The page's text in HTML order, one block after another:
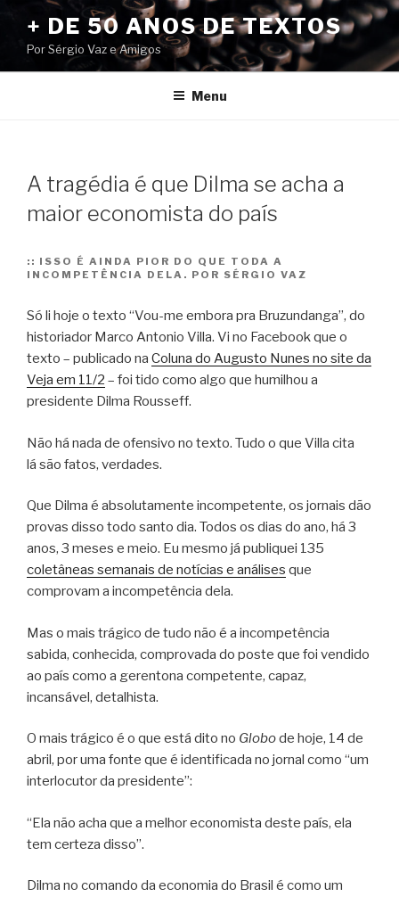
conteúdo
+ DE 50 ANOS DE TEXTOS
Por Sérgio Vaz e Amigos
Menu
A tragédia é que Dilma se acha a
maior economista do país
:: ISSO É AINDA PIOR DO QUE TODA A
INCOMPETÊNCIA DELA. POR SÉRGIO VAZ
Só li hoje o texto “Vou-me embora pra Bruzundanga”, do
historiador Marco Antonio Villa. Vi no Facebook que o
texto – publicado na Coluna do Augusto Nunes no site da
Veja em 11/2 – foi tido como algo que humilhou a
presidente Dilma Rousseff.
Não há nada de ofensivo no texto. Tudo o que Villa cita
lá são fatos, verdades.
Que Dilma é absolutamente incompetente, os jornais dão
provas disso todo santo dia. Todos os dias do ano, há 3
anos, 3 meses e meio. Eu mesmo já publiquei 135
coletâneas semanais de notícias e análises que
comprovam a incompetência dela.
Mas o mais trágico de tudo não é a incompetência
sabida, conhecida, comprovada do poste que foi vendido
ao país como a gerentona competente, capaz,
incansável, detalhista.
O mais trágico é o que está dito no Globode hoje, 14 de
abril, por uma fonte que é identificada no jornal como “um
interlocutor da presidente”:
“Ela não acha que a melhor economista deste país, ela
tem certeza disso”.
Dilma no comando da economia do Brasil é como um